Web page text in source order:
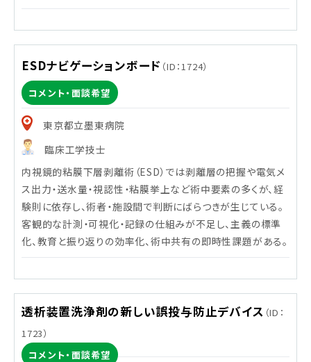
ESDナビゲーションボード （ID：1724）
コメント・面談希望
東京都立墨東病院
臨床工学技士
内視鏡的粘膜下層剥離術（ESD）では剥離層の把握や電気メ
ス出力・送水量・視認性・粘膜挙上など術中要素の多くが、経
験則に依存し、術者・施設間で判断にばらつきが生じている。
客観的な計測・可視化・記録の仕組みが不足し、主義の標準
化、教育と振り返りの効率化、術中共有の即時性課題がある。
透析装置洗浄剤の新しい誤投与防止デバイス （ID：
1723）
コメント・面談希望